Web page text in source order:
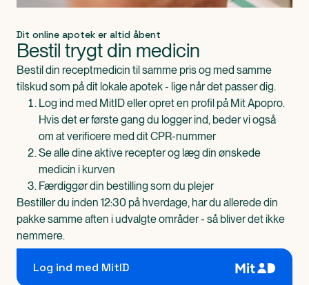
Dit online apotek er altid åbent
Bestil trygt din medicin
Bestil din receptmedicin til samme pris og med samme
tilskud som på dit lokale apotek - lige når det passer dig.
Log ind med MitID eller opret en profil på Mit Apopro.
Hvis det er første gang du logger ind, beder vi også
om at verificere med dit CPR-nummer
Se alle dine aktive recepter og læg din ønskede
medicin i kurven
Færdiggør din bestilling som du plejer
Bestiller du inden 12:30 på hverdage, har du allerede din
pakke samme aften i udvalgte områder - så bliver det ikke
nemmere.
Log ind med MitID